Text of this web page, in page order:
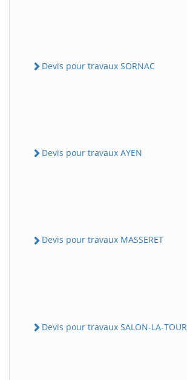
Devis pour travaux SORNAC
Devis pour travaux AYEN
Devis pour travaux MASSERET
Devis pour travaux SALON-LA-TOUR